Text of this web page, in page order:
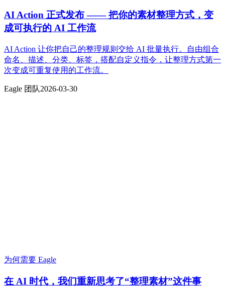
AI Action 正式发布 —— 把你的素材整理方式，变
成可执行的 AI 工作流
AI Action 让你把自己的整理规则交给 AI 批量执行。自由组合
命名、描述、分类、标签，搭配自定义指令，让整理方式第一
次变成可重复使用的工作流。
Eagle 团队2026-03-30
为何需要 Eagle
在 AI 时代，我们重新思考了“整理素材”这件事